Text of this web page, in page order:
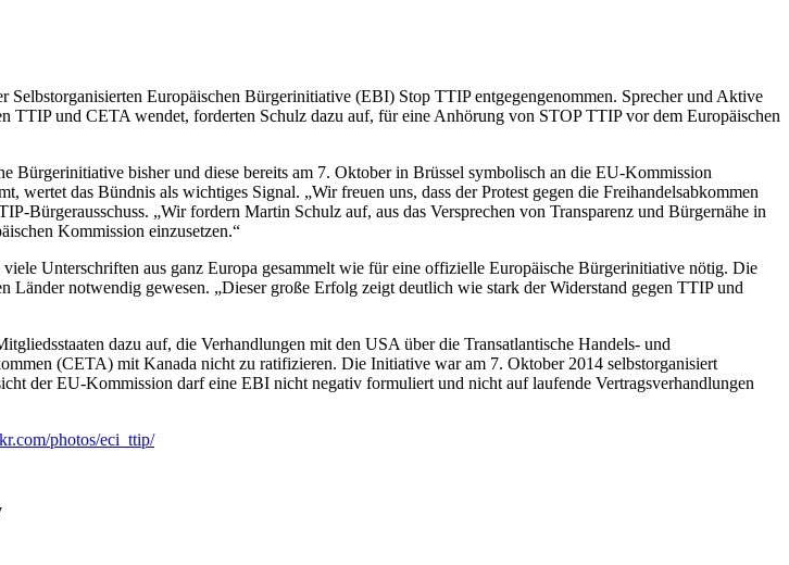
Europäischen Bürgerinitiative (EBI) Stop TTIP entgegengenommen. Sprecher und Aktive
TTIP und CETA wendet, forderten Schulz dazu auf, für eine Anhörung von STOP TTIP vor dem Europäischen
Bürgerinitiative bisher und diese bereits am 7. Oktober in Brüssel symbolisch an die EU-Kommission
wertet das Bündnis als wichtiges Signal. „Wir freuen uns, dass der Protest gegen die Freihandelsabkommen
„Wir fordern Martin Schulz auf, aus das Versprechen von Transparenz und Bürgernähe in
Kommission einzusetzen.“
Unterschriften aus ganz Europa gesammelt wie für eine offizielle Europäische Bürgerinitiative nötig. Die
notwendig gewesen. „Dieser große Erfolg zeigt deutlich wie stark der Widerstand gegen TTIP und
dazu auf, die Verhandlungen mit den USA über die Transatlantische Handels- und
(CETA) mit Kanada nicht zu ratifizieren. Die Initiative war am 7. Oktober 2014 selbstorganisiert
der EU-Kommission darf eine EBI nicht negativ formuliert und nicht auf laufende Vertragsverhandlungen
photos/eci_ttip/